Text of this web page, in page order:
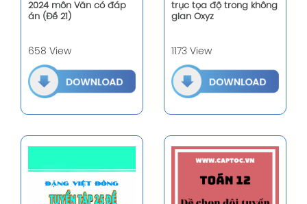
2024 môn Văn có đáp
án (Đề 21)
658 View
trục tọa độ trong không
gian Oxyz
1173 View